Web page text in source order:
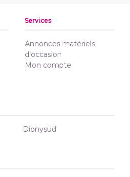
Services
Annonces matériels
d'occasion
Mon compte
Dionysud